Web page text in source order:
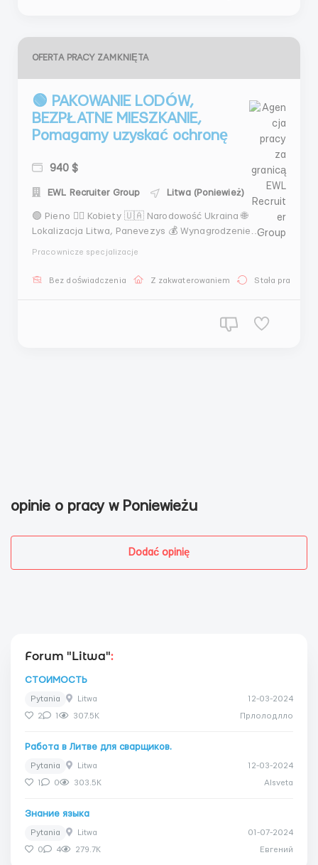
OFERTA PRACY ZAMKNIĘTA
🟢 PAKOWANIE LODÓW,
BEZPŁATNE MIESZKANIE,
Pomagamy uzyskać ochronę
940 $
EWL Recruiter Group Litwa (Poniewież)
🟢 Pieno 🙋‍♀️ Kobiety 🇺🇦 Narodowość Ukraina 🌐
Lokalizacja Litwa, Panevezys 💰 Wynagrodzenie
Wynagrodzenie może wzrastać dodatkowo dzięki
Pracownicze specjalizacje
Bez doświadczenia Z zakwaterowaniem Stała praca
opinie o pracy w Poniewieżu
Dodać opinię
Forum "Litwa":
СТОИМОСТЬ
Pytania Litwa 12-03-2024
2 1 307.5K Прлолодлло
Работа в Литве для сварщиков.
Pytania Litwa 12-03-2024
1 0 303.5K Alsveta
Знание языка
Pytania Litwa 01-07-2024
0 4 279.7K Евгений